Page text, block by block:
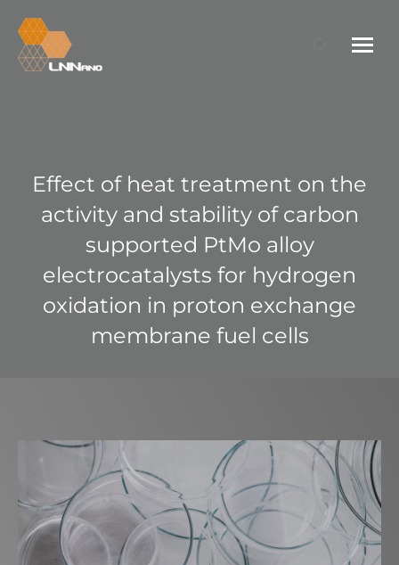
Search:
Effect of heat treatment on the
activity and stability of carbon
supported PtMo alloy
electrocatalysts for hydrogen
oxidation in proton exchange
membrane fuel cells